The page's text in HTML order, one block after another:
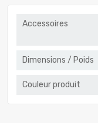
Accessoires
Dimensions / Poids
Couleur produit